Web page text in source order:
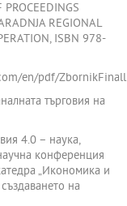
REGIONAL
ISBN 978-
en/pdf/
търговия на
4.0 – наука,
конференция
„Икономика и
на